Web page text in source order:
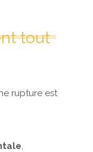
tout
rupture est
,